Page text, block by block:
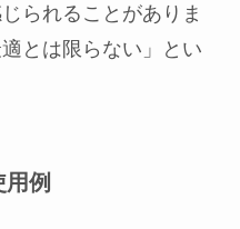
られることがありま
とは限らない」とい
例